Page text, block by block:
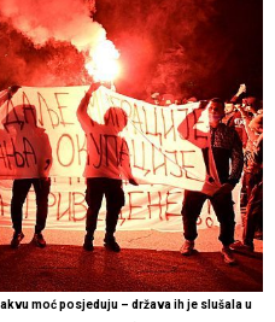
moć posjeduju – država ih je slušala u